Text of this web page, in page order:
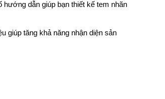
dẫn giúp bạn thiết kế tem nhãn
giúp tăng khả năng nhận diện sản